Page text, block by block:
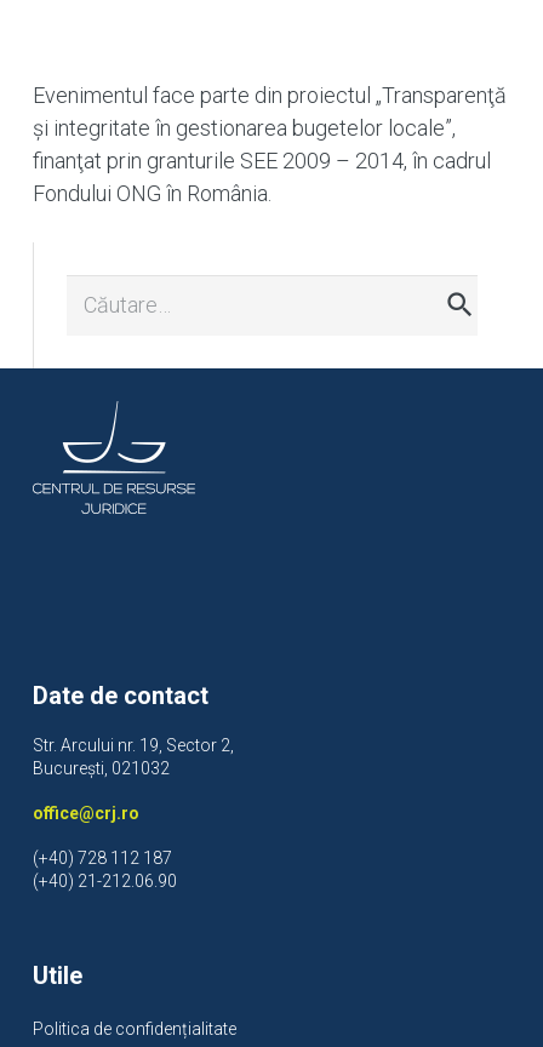
Evenimentul face parte din proiectul „Transparenţă
şi integritate în gestionarea bugetelor locale”,
finanţat prin granturile SEE 2009 – 2014, în cadrul
Fondului ONG în România.
Date de contact
Str. Arcului nr. 19, Sector 2,
București, 021032
office@crj.ro
(+40) 728 112 187
(+40) 21-212.06.90
Utile
Politica de confidențialitate